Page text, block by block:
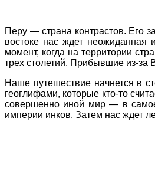
Перу — страна контрастов. Его
востоке нас ждет неожиданная
момент, когда на территории
трех столетий. Прибывшие из-за
Наше путешествие начнется в
геоглифами, которые кто-то
совершенно иной мир — в самое
империи инков. Затем нас ждет